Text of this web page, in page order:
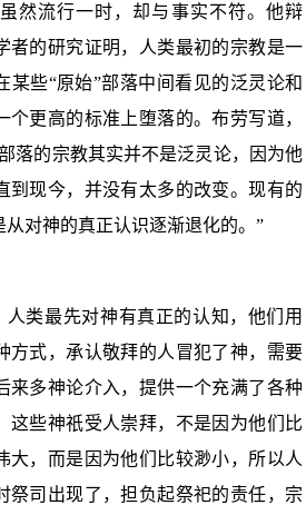
然流行一时，却与事实不符。他辩
者的研究证明，人类最初的宗教是一
某些“原始”部落中间看见的泛灵论和
个更高的标准上堕落的。布劳写道，
落的宗教其实并不是泛灵论，因为他
到现今，并没有太多的改变。现有的
对神的真正认识逐渐退化的。”
类最先对神有真正的认知，他们用
方式，承认敬拜的人冒犯了神，需要
来多神论介入，提供一个充满了各种
这些神祇受人崇拜，不是因为他们比
大，而是因为他们比较渺小，所以人
祭司出现了，担负起祭祀的责任，宗